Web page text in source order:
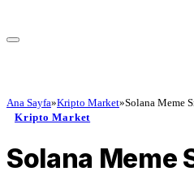
Ana Sayfa»Kripto Market»Solana Meme
Kripto Market
Solana Meme